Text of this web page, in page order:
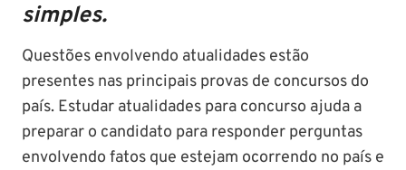
simples.
Questões envolvendo atualidades estão
presentes nas principais provas de concursos do
país. Estudar atualidades para concurso ajuda a
preparar o candidato para responder perguntas
envolvendo fatos que estejam ocorrendo no país e